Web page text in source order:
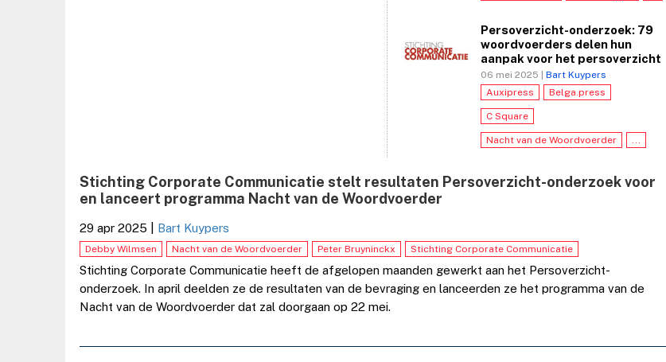
Persoverzicht-onderzoek: 79
woordvoerders delen hun
aanpak voor het persoverzicht
06 mei 2025 | Bart Kuypers
Auxipress
Belga.press
C Square
Nacht van de Woordvoerder ...
Stichting Corporate Communicatie stelt resultaten Persoverzicht-onderzoek voor
en lanceert programma Nacht van de Woordvoerder
29 apr 2025 Bart Kuypers
Debby Wilmsen Nacht van de Woordvoerder Peter Bruyninckx Stichting Corporate Communicatie
Stichting Corporate Communicatie heeft de afgelopen maanden gewerkt aan het Persoverzicht-
onderzoek. In april deelden ze de resultaten van de bevraging en lanceerden ze het programma van de
Nacht van de Woordvoerder dat zal doorgaan op 22 mei.